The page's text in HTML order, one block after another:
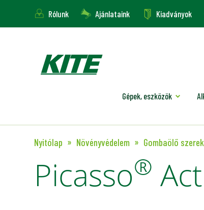
Rólunk Ajánlataink Kiadványok
Gépek, eszközök
Nyitólap Növényvédelem Gombaölő szerek
Picasso®